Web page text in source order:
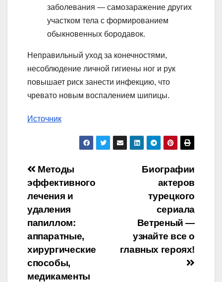
заболевания — самозаражение других
участком тела с формированием
обыкновенных бородавок.
Неправильный уход за конечностями,
несоблюдение личной гигиены ног и рук
повышает риск занести инфекцию, что
чревато новым воспалением шипицы.
Источник
Навигация
по
записям
Биографии
актеров
турецкого
сериала
Ветреный —
узнайте все о
главных героях!
Методы
эффективного
лечения и
удаления
папиллом:
аппаратные,
хирургические
способы,
медикаменты